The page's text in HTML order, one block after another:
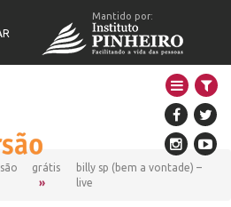
Mantido por:
grátis
billy sp (bem a vontade) –
live